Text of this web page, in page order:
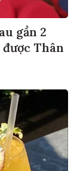
gần 2
Thân